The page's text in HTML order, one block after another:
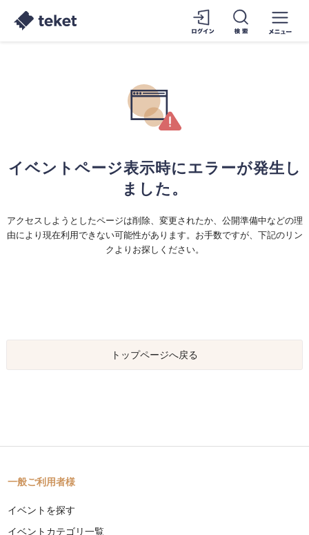
イベントページ表示時にエラーが発生し
ました。
アクセスしようとしたページは削除、変更されたか、公開準備中などの理
由により現在利用できない可能性があります。お手数ですが、下記のリン
クよりお探しください。
トップページへ戻る
一般ご利用者様
イベントを探す
イベントカテゴリ一覧